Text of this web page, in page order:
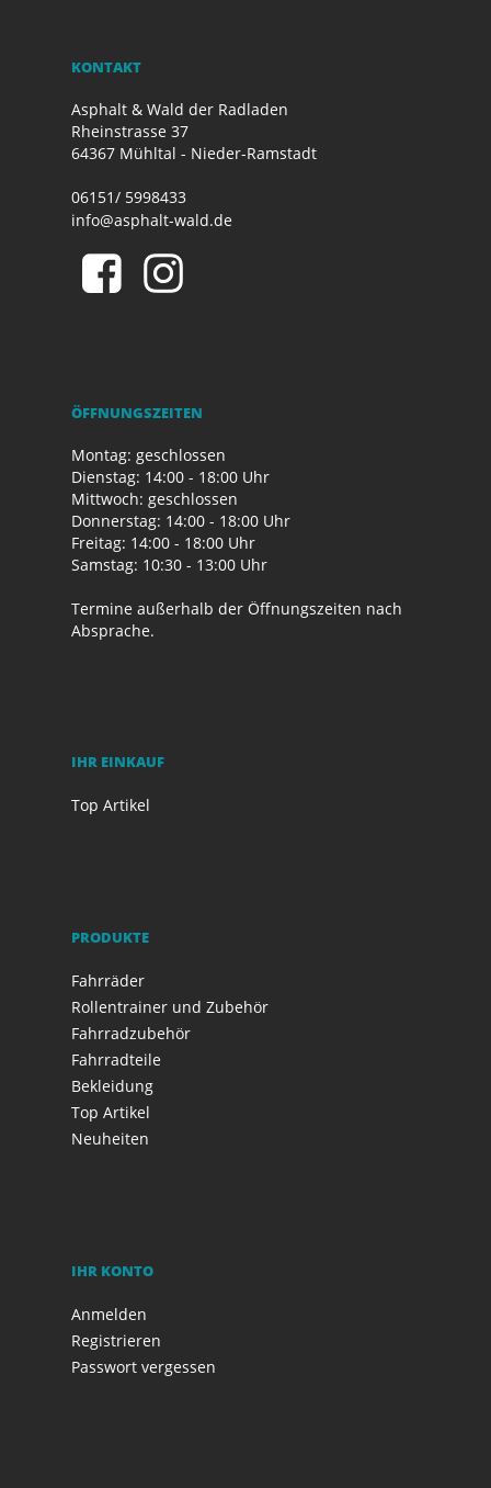
KONTAKT
Asphalt & Wald der Radladen
Rheinstrasse 37
64367 Mühltal - Nieder-Ramstadt
06151/ 5998433
info@asphalt-wald.de
ÖFFNUNGSZEITEN
Montag: geschlossen
Dienstag: 14:00 - 18:00 Uhr
Mittwoch: geschlossen
Donnerstag: 14:00 - 18:00 Uhr
Freitag: 14:00 - 18:00 Uhr
Samstag: 10:30 - 13:00 Uhr
Termine außerhalb der Öffnungszeiten nach
Absprache.
IHR EINKAUF
Top Artikel
PRODUKTE
Fahrräder
Rollentrainer und Zubehör
Fahrradzubehör
Fahrradteile
Bekleidung
Top Artikel
Neuheiten
IHR KONTO
Anmelden
Registrieren
Passwort vergessen